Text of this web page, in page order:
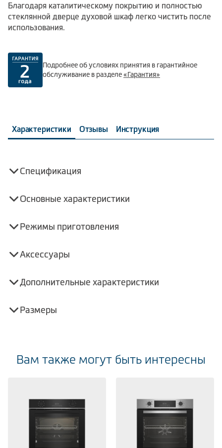
Благодаря каталитическому покрытию и полностью
стеклянной дверце духовой шкаф легко чистить после
использования.
Подробнее об условиях принятия в гарантийное
обслуживание в разделе«Гарантия»
Характеристики Отзывы Инструкция
Спецификация
Основные характеристики
Режимы приготовления
Аксессуары
Дополнительные характеристики
Размеры
Вам также могут быть интересны